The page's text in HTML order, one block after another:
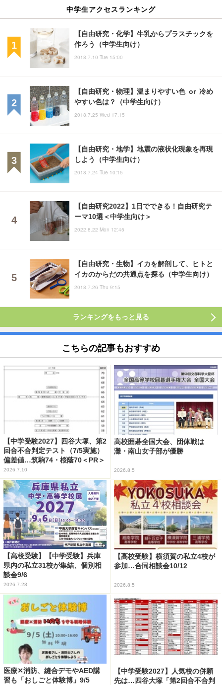
中学生アクセスランキング
【自由研究・化学】牛乳からプラスチックを
作ろう（中学生向け）
2018.7.10 Tue 15:00
【自由研究・物理】温まりやすい色 or 冷め
やすい色は？（中学生向け）
2018.7.25 Wed 17:15
【自由研究・地学】地震の液状化現象を再現
しよう（中学生向け）
2018.7.24 Tue 10:15
【自由研究2022】1日でできる！自由研究テ
ーマ10選＜中学生向け＞
2022.8.22 Mon 12:45
【自由研究・生物】イカを解剖して、ヒトと
イカのからだの共通点を探る（中学生向け）
2018.7.26 Thu 9:15
ランキングをもっと見る
こちらの記事もおすすめ
【中学受験2027】四谷大塚、第2
回合不合判定テスト（7/5実施）
偏差値…筑駒74・桜蔭70＜PR＞
2026.7.10
高校囲碁全国大会、団体戦は
灘・南山女子部が優勝
2026.8.5
【高校受験】【中学受験】兵庫
県内の私立31校が集結、個別相
談会9/6
2026.7.28
【高校受験】横須賀の私立4校が
参加…合同相談会10/12
2026.8.5
医療✕消防、縫合デモやAED講
習も「おしごと体験博」9/5
【中学受験2027】人気校の併願
先は…四谷大塚「第2回合不合判